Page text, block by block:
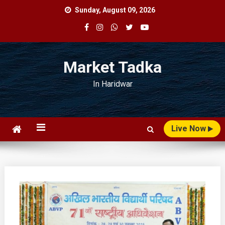
Sunday, August 09, 2026
Market Tadka
In Haridwar
Live Now